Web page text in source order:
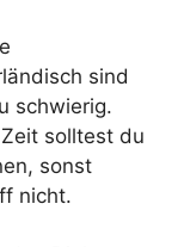
sind
schwierig.
solltest du
sonst
nicht.